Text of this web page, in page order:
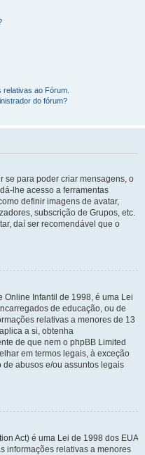
ao Fórum.
do fórum?
se para poder criar mensagens, o
lhe acesso a ferramentas
definir imagens de avatar,
subscrição de Grupos, etc.
daí ser recomendável que o
Online Infantil de 1998, é uma Lei
de educação, ou de
relativas a menores de 13
a si, obtenha
de que nem o phpBB Limited
em termos legais, à exceção
de abusos e/ou assuntos legais
Act) é uma Lei de 1998 dos EUA
informações relativas a menores